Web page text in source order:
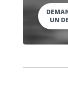
UN